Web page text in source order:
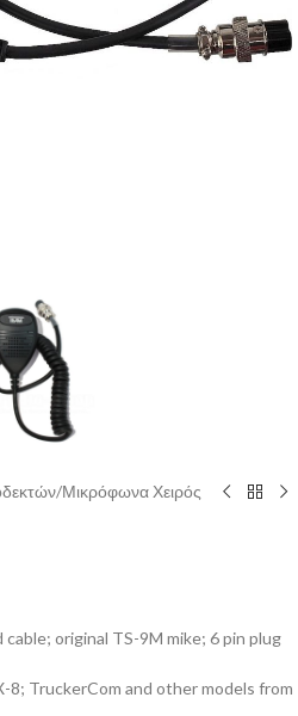
/Μικρόφωνα Χειρός
original TS-9M mike; 6 pin plug
8; TruckerCom and other models from